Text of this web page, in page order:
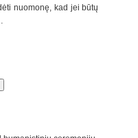
nuomonę, kad jei būtų